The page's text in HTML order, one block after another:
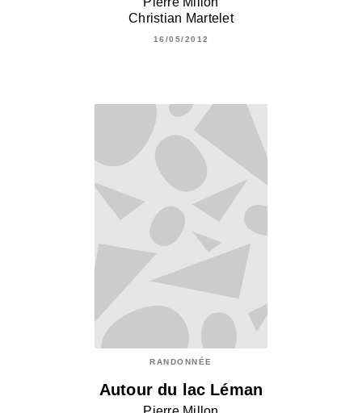
Christian Martelet
16/05/2012
RANDONNÉE
Autour du lac Léman